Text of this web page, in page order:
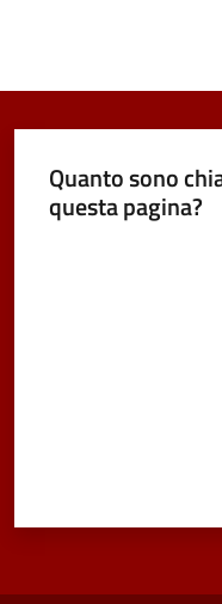
Quanto sono
questa pagina?